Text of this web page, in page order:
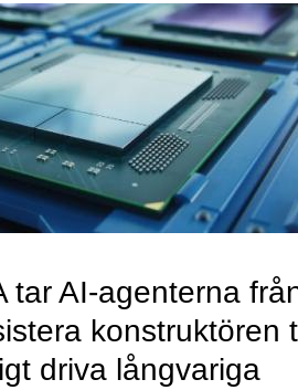
tar AI-agenterna
konstruktören
driva långvariga